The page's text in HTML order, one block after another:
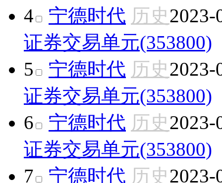
4
宁德时代 历史2023-
证券交易单元(353800)
5
宁德时代 历史2023-
证券交易单元(353800)
6
宁德时代 历史2023-
证券交易单元(353800)
7
宁德时代 历史2023-